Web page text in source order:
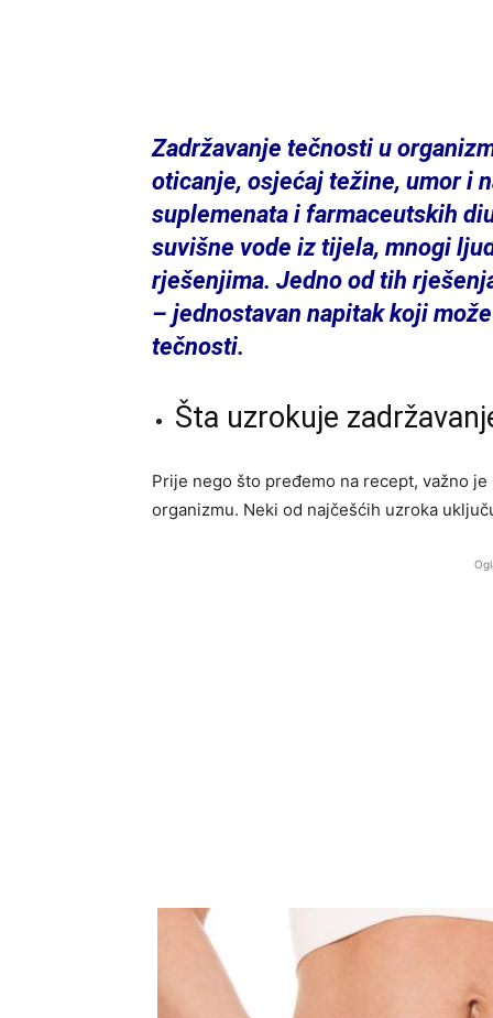
Zadržavanje tečnosti u
oticanje, osjećaj težine, umor i
suplemenata i farmaceutskih
suvišne vode iz tijela, mnogi
rješenjima. Jedno od tih
– jednostavan napitak koji
tečnosti.
Šta uzrokuje
Prije nego što pređemo na recept, važno
organizmu. Neki od najčešćih uzroka